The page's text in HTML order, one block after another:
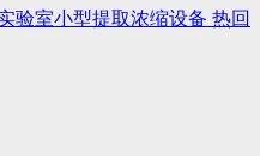
验室小型提取浓缩设备 热回